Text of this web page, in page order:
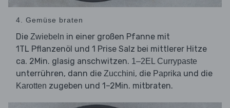
4. Gemüse braten
Die Zwiebeln in einer großen Pfanne mit
1TL Pflanzenöl und 1 Prise Salz bei mittlerer Hitze
ca. 2Min. glasig anschwitzen. 1–2EL Currypaste
unterrühren, dann die Zucchini, die Paprika und die
Karotten zugeben und 1–2Min. mitbraten.